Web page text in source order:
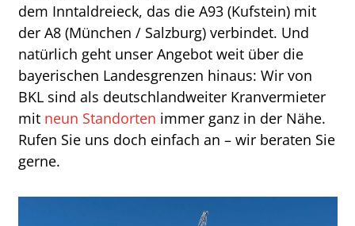
dem Inntaldreieck, das die A93 (Kufstein) mit
der A8 (München / Salzburg) verbindet. Und
natürlich geht unser Angebot weit über die
bayerischen Landesgrenzen hinaus: Wir von
BKL sind als deutschlandweiter Kranvermieter
mit neun Standorten immer ganz in der Nähe.
Rufen Sie uns doch einfach an – wir beraten Sie
gerne.